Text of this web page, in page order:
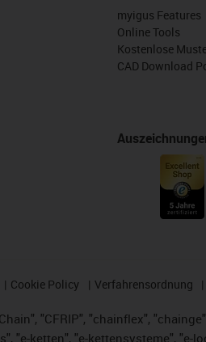
myigus Features
Online Tools
Kostenlose
CAD Download
Cookie Policy Verfahrensordnung
"CFRIP", "chainflex",
"e-ketten", "e-kettensysteme",